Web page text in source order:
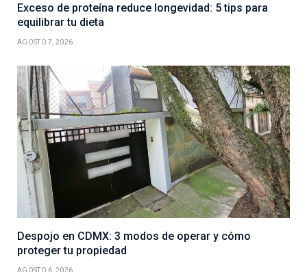
Exceso de proteína reduce longevidad: 5 tips para
equilibrar tu dieta
AGOSTO 7, 2026
Despojo en CDMX: 3 modos de operar y cómo
proteger tu propiedad